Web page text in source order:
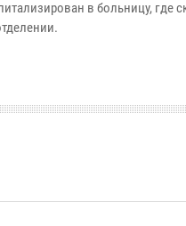
в больницу, где